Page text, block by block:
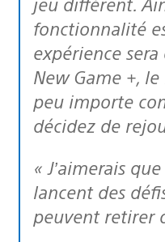
fonctionnalité
expérience
New Game +,
peu importe
décidez de
« J’aimerais
lancent des
peuvent retirer